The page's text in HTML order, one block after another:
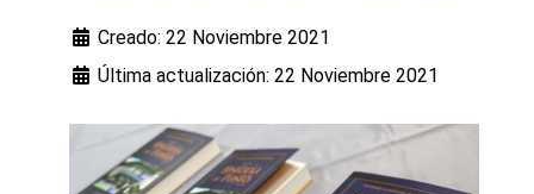
Creado: 22 Noviembre 2021
Última actualización: 22 Noviembre 2021